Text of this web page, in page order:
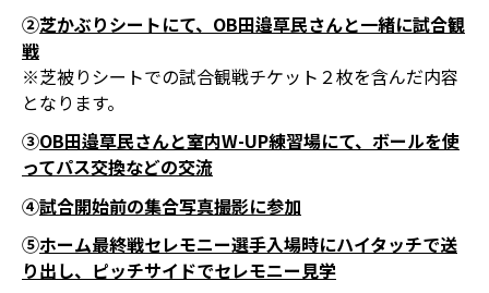
➁芝かぶりシートにて、OB田邉草民さんと一緒に試合観
戦
※芝被りシートでの試合観戦チケット２枚を含んだ内容
となります。
③OB田邉草民さんと室内W-UP練習場にて、ボールを使
ってパス交換などの交流
④試合開始前の集合写真撮影に参加
⑤ホーム最終戦セレモニー選手入場時にハイタッチで送
り出し、ピッチサイドでセレモニー見学